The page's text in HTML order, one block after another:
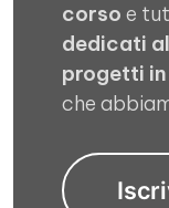
corso e
dedicati
progetti
che